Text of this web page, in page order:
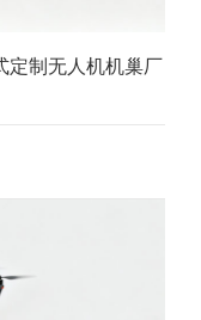
定制无人机机巢厂